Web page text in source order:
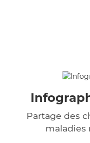
Partage des
maladies